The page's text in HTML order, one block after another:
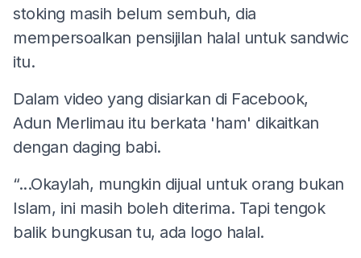
stoking masih belum sembuh, dia
mempersoalkan pensijilan halal untuk sandwic
itu.
Dalam video yang disiarkan di Facebook,
Adun Merlimau itu berkata 'ham' dikaitkan
dengan daging babi.
“...Okaylah, mungkin dijual untuk orang bukan
Islam, ini masih boleh diterima. Tapi tengok
balik bungkusan tu, ada logo halal.